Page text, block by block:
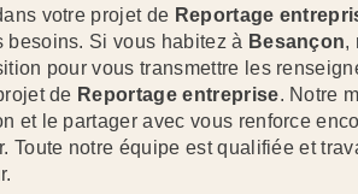
votre projet de Reportage
besoins. Si vous habitez à Besançon,
pour vous transmettre les
de Reportage entreprise. Notre
et le partager avec vous renforce
Toute notre équipe est qualifiée et